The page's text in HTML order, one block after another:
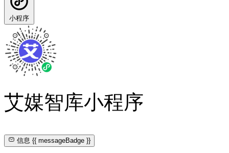
小程序
艾媒智库小程序
信息{{ messageBadge }}